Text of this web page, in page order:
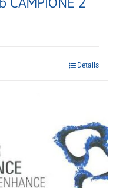
Details